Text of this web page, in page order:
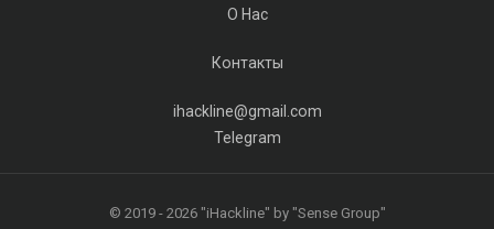
О Нас
Контакты
ihackline@gmail.com
Telegram
© 2019 - 2026 "iHackline" by "Sense Group"